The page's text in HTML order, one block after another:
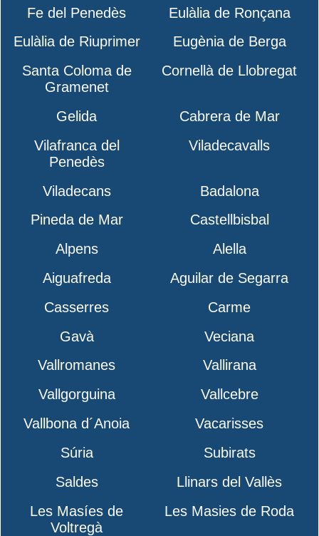
Fe del Penedès
Eulàlia de Ronçana
Eulàlia de Riuprimer
Eugènia de Berga
Santa Coloma de
Gramenet
Cornellà de Llobregat
Gelida
Cabrera de Mar
Vilafranca del
Penedès
Viladecavalls
Viladecans
Badalona
Pineda de Mar
Castellbisbal
Alpens
Alella
Aiguafreda
Aguilar de Segarra
Casserres
Carme
Gavà
Veciana
Vallromanes
Vallirana
Vallgorguina
Vallcebre
Vallbona d´Anoia
Vacarisses
Súria
Subirats
Saldes
Llinars del Vallès
Les Masíes de
Voltregà
Les Masies de Roda